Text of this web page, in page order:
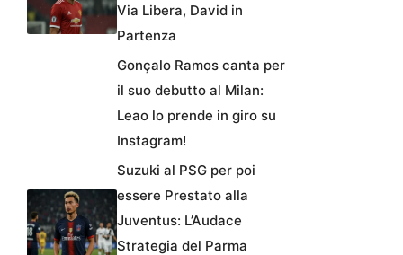
Via Libera, David in
Partenza
Gonçalo Ramos canta per
il suo debutto al Milan:
Leao lo prende in giro su
Instagram!
Suzuki al PSG per poi
essere Prestato alla
Juventus: L’Audace
Strategia del Parma